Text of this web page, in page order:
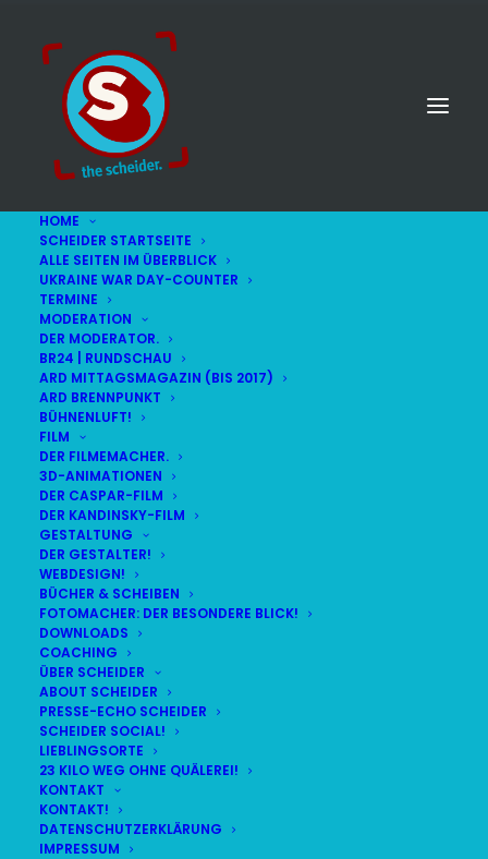
HOME
SCHEIDER STARTSEITE
ALLE SEITEN IM ÜBERBLICK
UKRAINE WAR DAY-COUNTER
TERMINE
MODERATION
DER MODERATOR.
BR24 | RUNDSCHAU
ARD MITTAGSMAGAZIN (BIS 2017)
ARD BRENNPUNKT
BÜHNENLUFT!
FILM
DER FILMEMACHER.
3D-ANIMATIONEN
DER CASPAR-FILM
DER KANDINSKY-FILM
GESTALTUNG
DER GESTALTER!
WEBDESIGN!
BÜCHER & SCHEIBEN
FOTOMACHER: DER BESONDERE BLICK!
DOWNLOADS
COACHING
ÜBER SCHEIDER
ABOUT SCHEIDER
PRESSE-ECHO SCHEIDER
SCHEIDER SOCIAL!
LIEBLINGSORTE
23 KILO WEG OHNE QUÄLEREI!
KONTAKT
KONTAKT!
DATENSCHUTZERKLÄRUNG
IMPRESSUM
© STEFAN SCHEIDER
LIVE(alle Termine
DEMNÄCHST:
FR
07
AUG
BR24 | 18.30 UHR
BR MÜNCHEN FREIMANN
HAUPTMENÜ